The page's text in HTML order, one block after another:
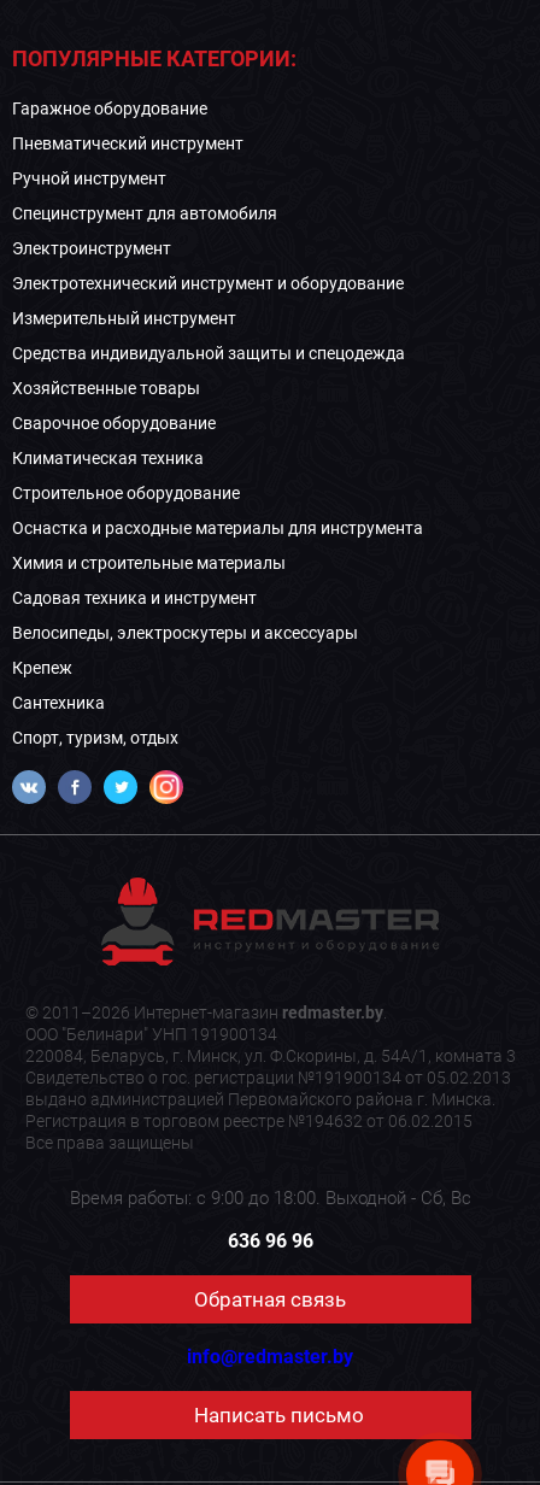
ПОПУЛЯРНЫЕ КАТЕГОРИИ:
Гаражное оборудование
Пневматический инструмент
Ручной инструмент
Специнструмент для автомобиля
Электроинструмент
Электротехнический инструмент и оборудование
Измерительный инструмент
Средства индивидуальной защиты и спецодежда
Хозяйственные товары
Сварочное оборудование
Климатическая техника
Строительное оборудование
Оснастка и расходные материалы для инструмента
Химия и строительные материалы
Садовая техника и инструмент
Велосипеды, электроскутеры и аксессуары
Крепеж
Сантехника
Спорт, туризм, отдых
© 2011–2026 Интернет-магазин redmaster.by.
ООО "Белинари" УНП 191900134
220084, Беларусь, г. Минск, ул. Ф.Скорины, д. 54А/1, комната 3
Свидетельство о гос. регистрации №191900134 от 05.02.2013
выдано администрацией Первомайского района г. Минска.
Регистрация в торговом реестре №194632 от 06.02.2015
Все права защищены
Время работы: с 9:00 до 18:00. Выходной - Сб, Вс
636 96 96
Обратная связь
info@redmaster.by
Написать письмо